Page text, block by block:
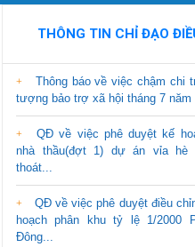
THÔNG TIN CHỈ ĐẠO
Thông báo về việc chậm chi
tượng bảo trợ xã hội tháng 7 năm
QĐ về việc phê duyệt kế
nhà thầu(đợt 1) dự án vỉa hè
thoát...
QĐ về việc phê duyệt điều
hoạch phân khu tỷ lệ 1/2000
Đông...